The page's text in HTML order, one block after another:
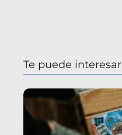
Te puede interesar